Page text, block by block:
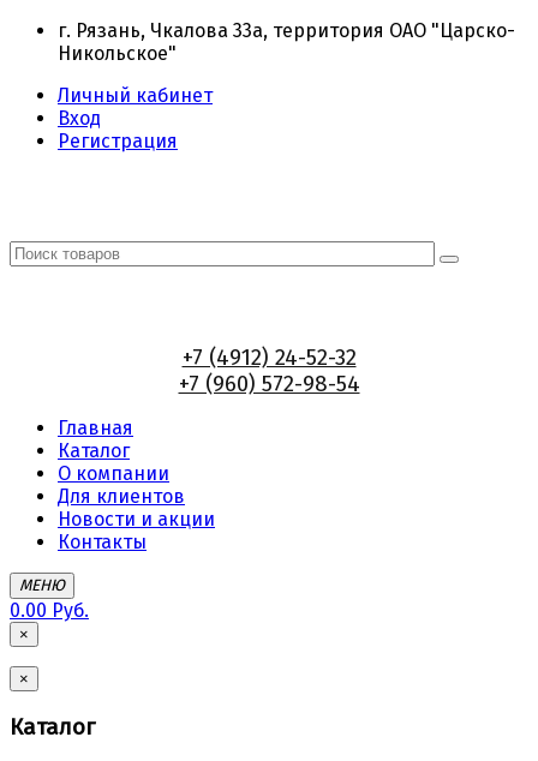
г. Рязань, Чкалова 33а, территория ОАО "Царско-
Никольское"
Личный кабинет
Вход
Регистрация
+7 (4912) 24-52-32
+7 (960) 572-98-54
Главная
Каталог
О компании
Для клиентов
Новости и акции
Контакты
МЕНЮ
0.00 Руб.
×
×
Каталог